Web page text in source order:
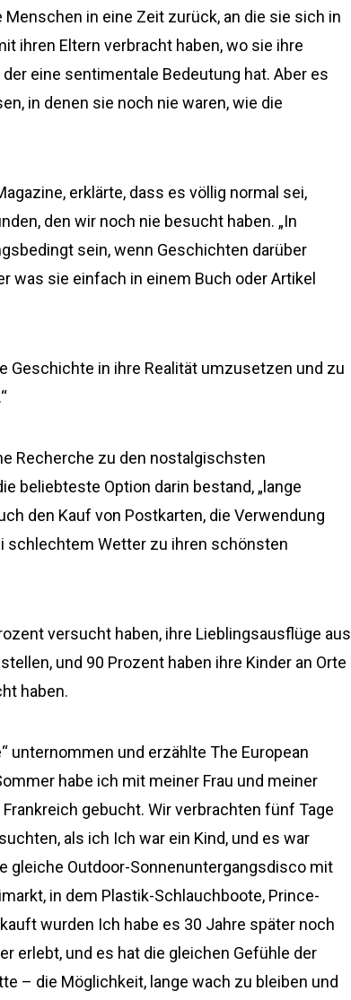
in eine Zeit zurück, an die sie sich in
ihren Eltern verbracht haben, wo sie ihre
eine sentimentale Bedeutung hat. Aber es
in denen sie noch nie waren, wie die
erklärte, dass es völlig normal sei,
den wir noch nie besucht haben. „In
sein, wenn Geschichten darüber
was sie einfach in einem Buch oder Artikel
Geschichte in ihre Realität umzusetzen und zu
Recherche zu den nostalgischsten
beliebteste Option darin bestand, „lange
den Kauf von Postkarten, die Verwendung
schlechtem Wetter zu ihren schönsten
versucht haben, ihre Lieblingsausflüge aus
und 90 Prozent haben ihre Kinder an Orte
haben.
unternommen und erzählte The European
habe ich mit meiner Frau und meiner
gebucht. Wir verbrachten fünf Tage
als ich Ich war ein Kind, und es war
gleiche Outdoor-Sonnenuntergangsdisco mit
in dem Plastik-Schlauchboote, Prince-
wurden Ich habe es 30 Jahre später noch
erlebt, und es hat die gleichen Gefühle der
– die Möglichkeit, lange wach zu bleiben und